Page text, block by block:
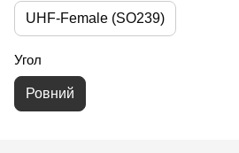
UHF-Female (SO239)
Угол
Ровний